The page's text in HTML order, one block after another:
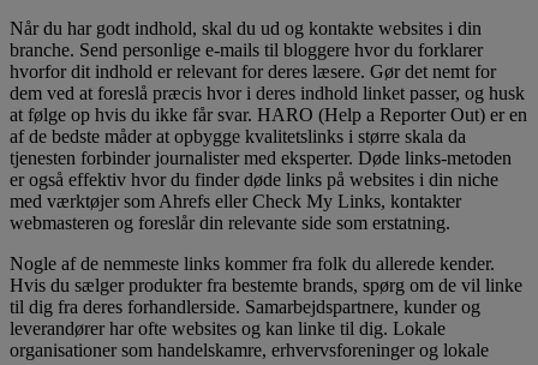
Når du har godt indhold, skal du ud og kontakte websites i din
branche. Send personlige e-mails til bloggere hvor du forklarer
hvorfor dit indhold er relevant for deres læsere. Gør det nemt for
dem ved at foreslå præcis hvor i deres indhold linket passer, og husk
at følge op hvis du ikke får svar. HARO (Help a Reporter Out) er en
af de bedste måder at opbygge kvalitetslinks i større skala da
tjenesten forbinder journalister med eksperter. Døde links-metoden
er også effektiv hvor du finder døde links på websites i din niche
med værktøjer som Ahrefs eller Check My Links, kontakter
webmasteren og foreslår din relevante side som erstatning.
Nogle af de nemmeste links kommer fra folk du allerede kender.
Hvis du sælger produkter fra bestemte brands, spørg om de vil linke
til dig fra deres forhandlerside. Samarbejdspartnere, kunder og
leverandører har ofte websites og kan linke til dig. Lokale
organisationer som handelskamre, erhvervsforeninger og lokale